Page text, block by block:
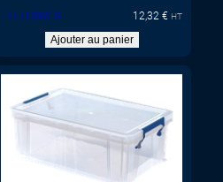
FELLOWES 12,32 € HT
Ajouter au panier